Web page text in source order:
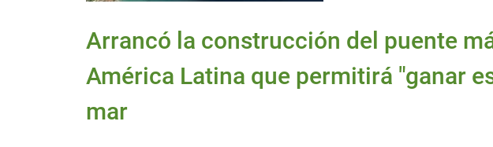
Arrancó la construcción del puente
América Latina que permitirá "ganar
mar